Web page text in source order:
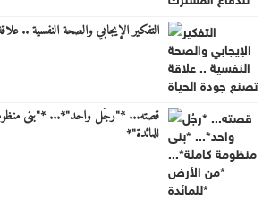
التفكير الإيجابي والصحة النفسية ..
قصته... *"رجُل واحد"*... *"بنى
للمائدة"*